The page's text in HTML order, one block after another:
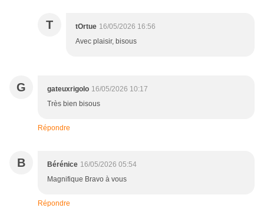
T tOrtue 16/05/2026 16:56
Avec plaisir, bisous
G gateuxrigolo 16/05/2026 10:17
Très bien bisous
Répondre
B Bérénice 16/05/2026 05:54
Magnifique Bravo à vous
Répondre